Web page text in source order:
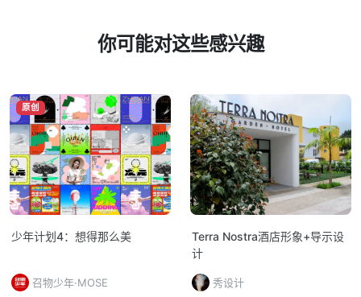
你可能对这些感兴趣
原创
少年计划4：想得那么美
召物少年·MOSE
Terra Nostra酒店形象+导示设
计
秀设计